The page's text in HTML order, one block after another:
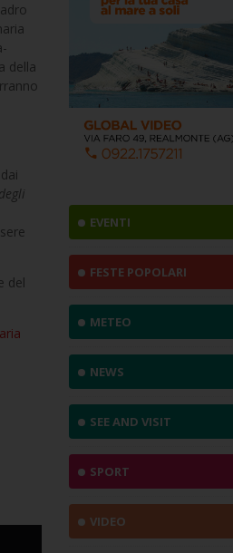
della
del
EVENTI
FESTE POPOLARI
METEO
NEWS
SEE AND VISIT
SPORT
VIDEO